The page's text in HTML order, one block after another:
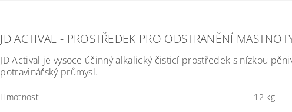
JD ACTIVAL - PROSTŘEDEK PRO ODSTRANĚNÍ
JD Actival je vysoce účinný alkalický čisticí prostředek s nízkou
potravinářský průmysl.
Hmotnost 12 kg